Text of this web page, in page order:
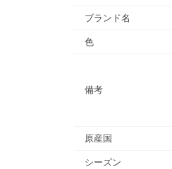
ブランド名
色
備考
原産国
シーズン